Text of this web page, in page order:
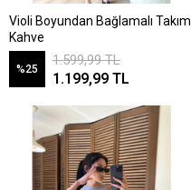
Violi Boyundan Bağlamalı Takım
Kahve
%25
1.599,99 TL
1.199,99 TL